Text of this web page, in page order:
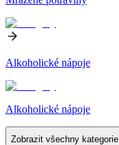
Alkoholické nápoje
Alkoholické nápoje
Zobrazit všechny kategorie